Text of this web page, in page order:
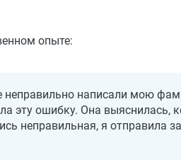
опыте:
неправильно написали мою
эту ошибку. Она выяснилась,
неправильная, я отправила